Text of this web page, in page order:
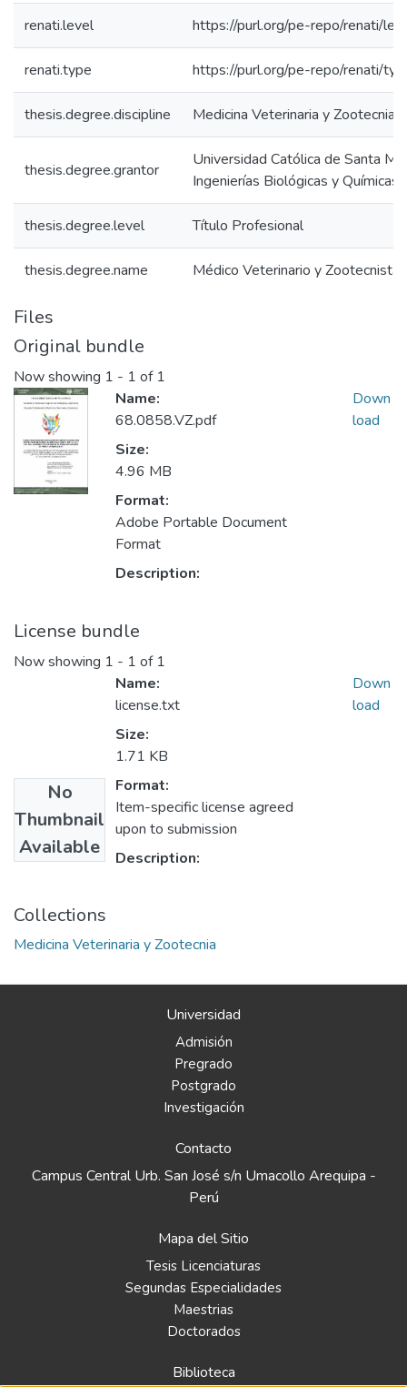
renati.level https://purl.org/pe-repo/renati/
renati.type https://purl.org/pe-repo/renati/
thesis.degree.discipline Medicina Veterinaria y Zootecnia
thesis.degree.grantor
Universidad Católica de Santa
Ingenierías Biológicas y Químicas
thesis.degree.level Título Profesional
thesis.degree.name Médico Veterinario y Zootecnista
Files
Original bundle
Now showing 1 - 1 of 1
Name:
68.0858.VZ.pdf
Size:
4.96 MB
Format:
Adobe Portable Document
Format
Description:
Down
load
License bundle
Now showing 1 - 1 of 1
No
Thumbnail
Available
Name:
license.txt
Size:
1.71 KB
Format:
Item-specific license agreed
upon to submission
Description:
Down
load
Collections
Medicina Veterinaria y Zootecnia
Universidad
Admisión
Pregrado
Postgrado
Investigación
Contacto
Campus Central Urb. San José s/n Umacollo Arequipa -
Perú
Mapa del Sitio
Tesis Licenciaturas
Segundas Especialidades
Maestrias
Doctorados
Biblioteca